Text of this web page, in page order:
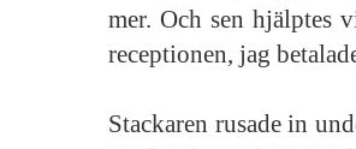
mer. Och sen hjälptes
receptionen, jag
Stackaren rusade in